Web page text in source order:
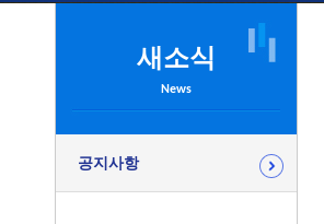
새소식
News
공지사항